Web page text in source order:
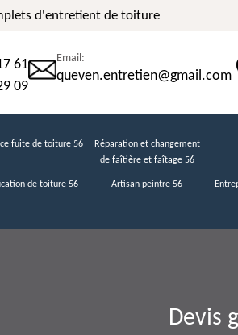
d'entretient de toiture
61
09
Email:
queven.entretien@gmail.com
fuite de toiture 56
Réparation et changement
de faîtière et faîtage 56
de toiture 56 Artisan peintre 56
Devis